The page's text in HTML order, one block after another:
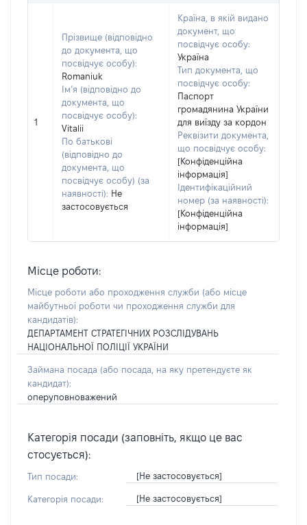
1
Прізвище (відповідно
до документа, що
посвідчує особу):
Romaniuk
Ім’я (відповідно до
документа, що
посвідчує особу):
Vitalii
По батькові
(відповідно до
документа, що
посвідчує особу) (за
наявності): Не
застосовується
Країна, в якій видано
документ, що
посвідчує особу:
Україна
Тип документа, що
посвідчує особу:
Паспорт
громадянина України
для виїзду за кордон
Реквізити документа,
що посвідчує особу:
[Конфіденційна
інформація]
Ідентифікаційний
номер (за наявності):
[Конфіденційна
інформація]
Місце роботи:
Місце роботи або проходження служби (або місце
майбутньої роботи чи проходження служби для
кандидатів):
ДЕПАРТАМЕНТ СТРАТЕГІЧНИХ РОЗСЛІДУВАНЬ
НАЦІОНАЛЬНОЇ ПОЛІЦІЇ УКРАЇНИ
Займана посада (або посада, на яку претендуєте як
кандидат):
оперуповноважений
Категорія посади (заповніть, якщо це вас
стосується):
Тип посади: [Не застосовується]
Категорія посади: [Не застосовується]